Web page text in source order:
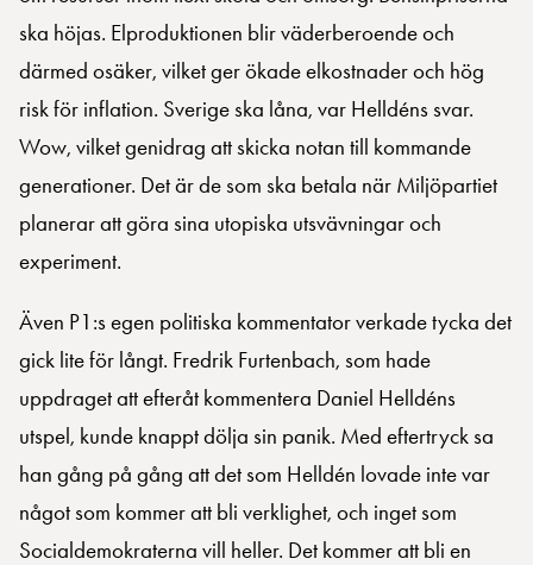
ska höjas. Elproduktionen blir väderberoende och
därmed osäker, vilket ger ökade elkostnader och hög
risk för inflation. Sverige ska låna, var Helldéns svar.
Wow, vilket genidrag att skicka notan till kommande
generationer. Det är de som ska betala när Miljöpartiet
planerar att göra sina utopiska utsvävningar och
experiment.
Även P1:s egen politiska kommentator verkade tycka det
gick lite för långt. Fredrik Furtenbach, som hade
uppdraget att efteråt kommentera Daniel Helldéns
utspel, kunde knappt dölja sin panik. Med eftertryck sa
han gång på gång att det som Helldén lovade inte var
något som kommer att bli verklighet, och inget som
Socialdemokraterna vill heller. Det kommer att bli en